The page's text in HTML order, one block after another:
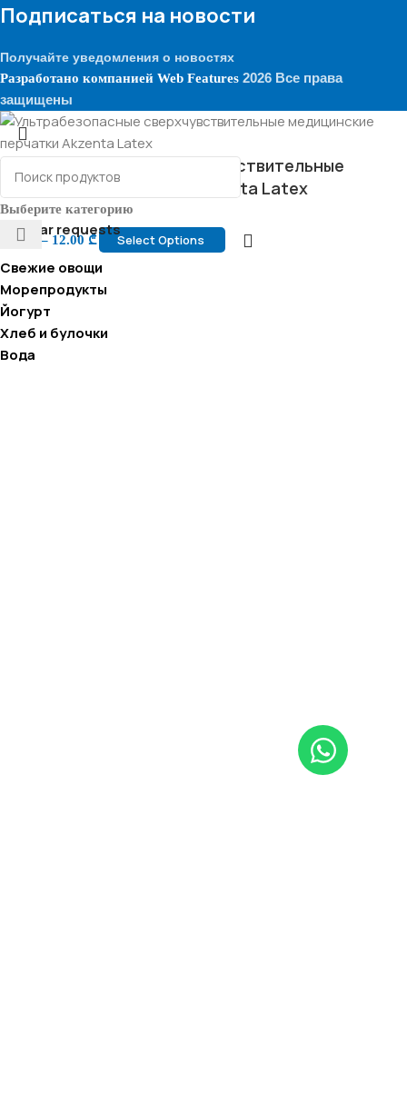
Подписаться на новости
Получайте уведомления о новостях
Разработано компанией Web Features 2026 Все права
защищены
Выберите категорию
Popular requests
Свежие овощи
Морепродукты
Йогурт
Хлеб и булочки
Вода
Ультрабезопасные сверхчувствительные
медицинские перчатки Akzenta Latex
8.00 – 12.00₾ Select Options